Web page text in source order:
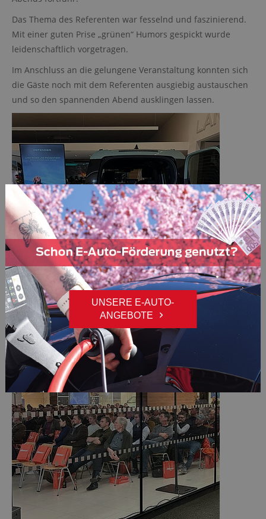
Das Thema des Referenten war fesselnd und faszinierend.
Mit einer guten Prise „grünen“ Humors gespickt wurde
leidenschaftlich vorgetragen.
Im Anschluss an die gelungene Veranstaltung konnten sich
die Gäste noch mit dem Referenten ausgiebig austauschen
und so den spannenden Abend ausklingen lassen.
UNSERE E-AUTO-
ANGEBOTE